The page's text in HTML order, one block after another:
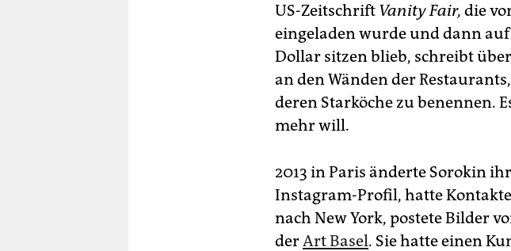
US-Zeitschrift Vanity Fair, die
eingeladen wurde und dann
Dollar sitzen blieb, schreibt
an den Wänden der
deren Starköche zu benennen.
mehr will.
2013 in Paris änderte Sorokin
Instagram-Profil, hatte
nach New York, postete Bilder
derArt Basel. Sie hatte einen